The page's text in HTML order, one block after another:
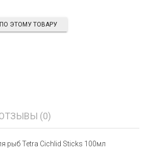
ЭТОМУ ТОВАРУ
(0)
рыб Tetra Cichlid Sticks 100мл